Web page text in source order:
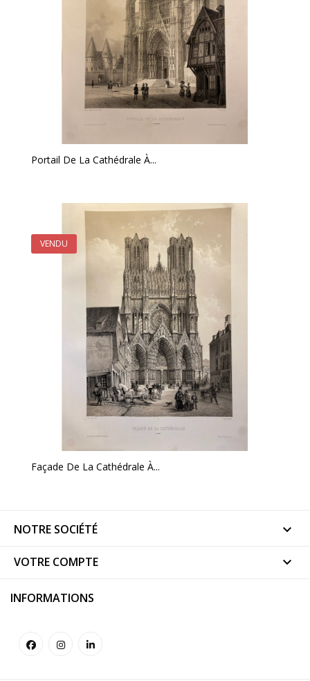
Portail De La Cathédrale À...
Façade De La Cathédrale À...
VENDU
NOTRE SOCIÉTÉ 
VOTRE COMPTE 
INFORMATIONS